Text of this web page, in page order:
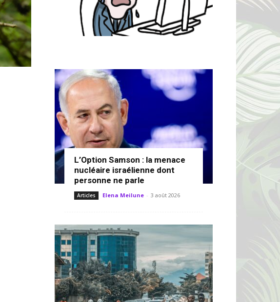
L’Option Samson : la menace
nucléaire israélienne dont
personne ne parle
Articles Elena Meilune - 3 août 2026